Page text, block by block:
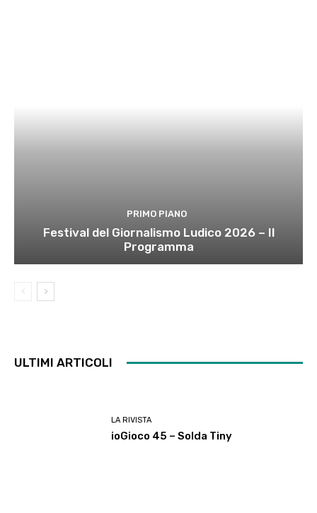
PRIMO PIANO
Festival del Giornalismo Ludico 2026 – Il
Programma
ULTIMI ARTICOLI
LA RIVISTA
ioGioco 45 – Solda Tiny